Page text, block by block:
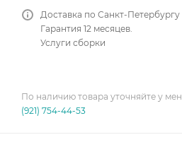
Доставка по Санкт-
Гарантия 12 месяцев.
Услуги сборки
По наличию товара уточняйте у
(921) 754-44-53